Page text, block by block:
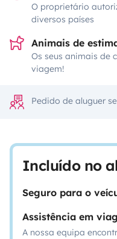
O proprietário
diversos países
Animais de
Os seus animais de
viagem!
Pedido de aluguer
Incluído no
Seguro para o
Assistência em
A nossa equipa